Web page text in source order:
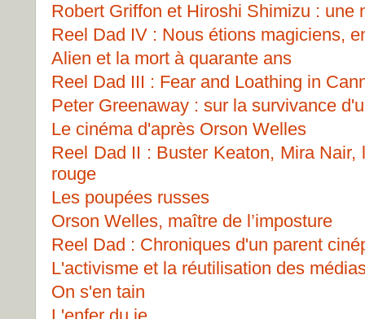
Robert Griffon et Hiroshi Shimizu : une
Reel Dad IV : Nous étions magiciens,
Alien et la mort à quarante ans
Reel Dad III : Fear and Loathing in
Peter Greenaway : sur la survivance
Le cinéma d'après Orson Welles
Reel Dad II : Buster Keaton, Mira Nair,
rouge
Les poupées russes
Orson Welles, maître de l’imposture
Reel Dad : Chroniques d'un parent
L'activisme et la réutilisation des
On s'en tain